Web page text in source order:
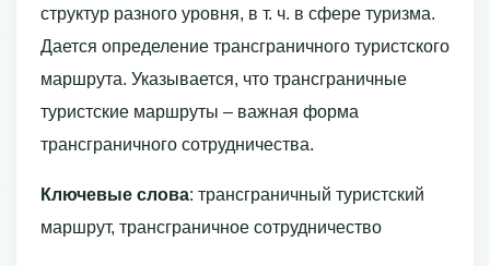
структур разного уровня, в т. ч. в сфере туризма.
Дается определение трансграничного туристского
маршрута. Указывается, что трансграничные
туристские маршруты – важная форма
трансграничного сотрудничества.
Ключевые слова: трансграничный туристский
маршрут, трансграничное сотрудничество